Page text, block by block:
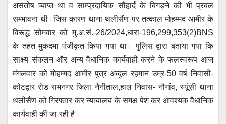
असंतोष व्याप्त था व साम्प्रदायिक सौहार्द के बिगड़ने की भी प्रबल
सम्भावना थी।जिस कारण थाना थलीसैंण पर तत्काल मोहम्मद आमीर के
विरूद्ध सोमवार को मु.अ.सं.-26/2024,धारा-196,299,353(2)BNS
के तहत मुकदमा पंजीकृत किया गया था। पुलिस द्वारा बताया गया कि
साक्ष्य संकलन और अन्य वैधानिक कार्यवाही करने के फलस्वरूप आज
मंगलवार को मोहम्मद आमीर पुत्र अब्दुल रहमान उम्र-50 वर्ष निवासी-
कोटद्वार रोड रामनगर जिला नैनीताल,हाल निवास- नौगांव, स्यूंसी थाना
थलीसैंण को गिरफ्तार कर न्यायालय के समक्ष पेश कर आवश्यक वैधानिक
कार्यवाही की जा रही है।